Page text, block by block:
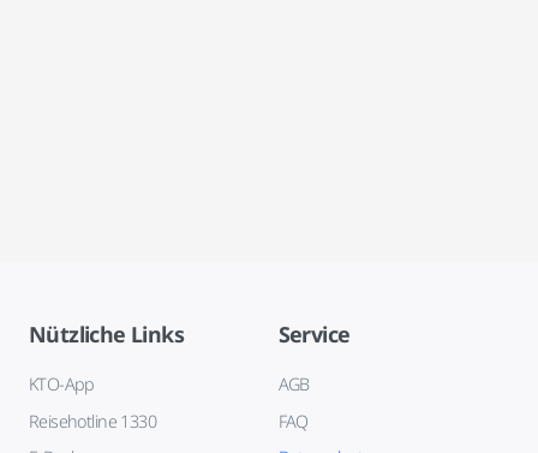
Nützliche Links
KTO-App
Reisehotline 1330
Service
AGB
FAQ